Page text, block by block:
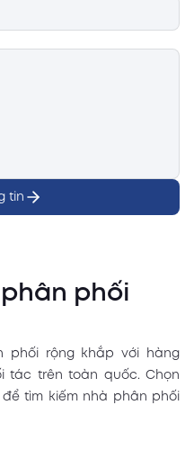
tin
phối
phối rộng khắp với hàng
tác trên toàn quốc. Chọn
tìm kiếm nhà phân phối